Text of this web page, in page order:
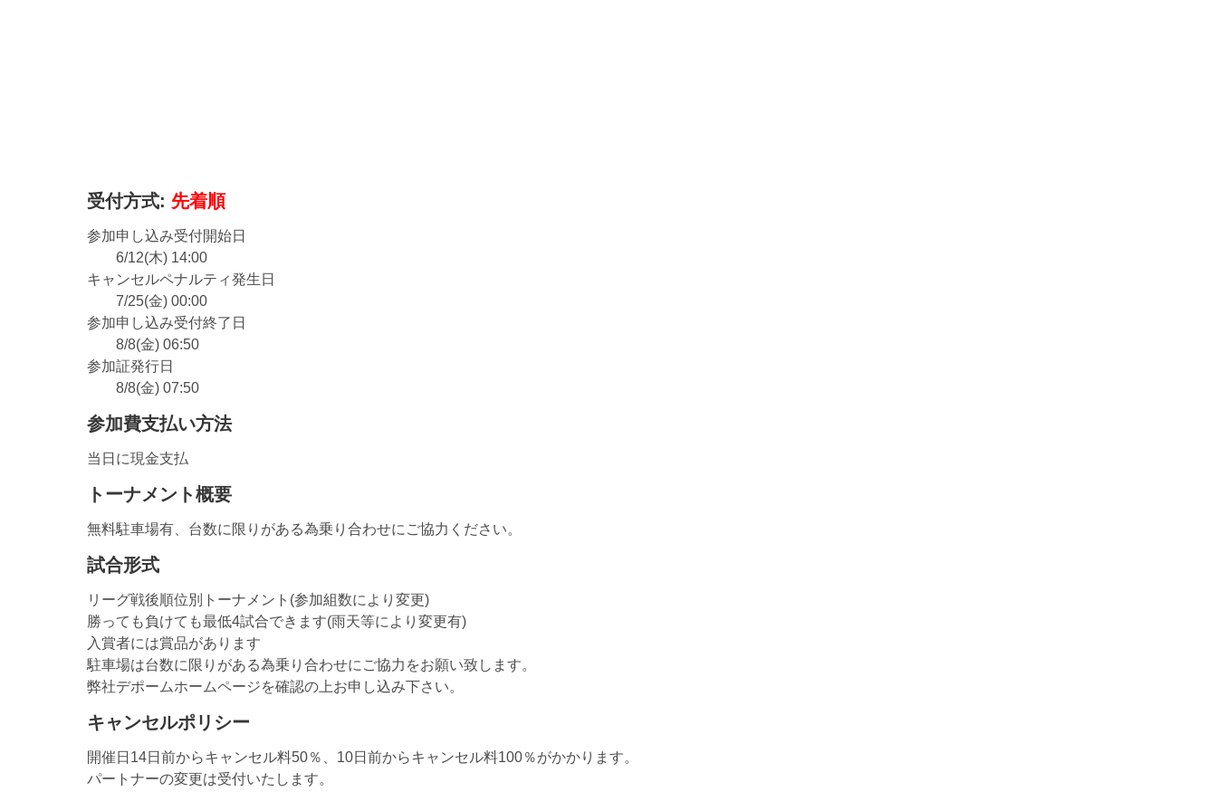
受付方式: 先着順
参加申し込み受付開始日
6/12(木) 14:00
キャンセルペナルティ発生日
7/25(金) 00:00
参加申し込み受付終了日
8/8(金) 06:50
参加証発行日
8/8(金) 07:50
参加費支払い方法
当日に現金支払
トーナメント概要
無料駐車場有、台数に限りがある為乗り合わせにご協力ください。
試合形式
リーグ戦後順位別トーナメント(参加組数により変更)
勝っても負けても最低4試合できます(雨天等により変更有)
入賞者には賞品があります
駐車場は台数に限りがある為乗り合わせにご協力をお願い致します。
弊社デポームホームページを確認の上お申し込み下さい。
キャンセルポリシー
開催日14日前からキャンセル料50％、10日前からキャンセル料100％がかかります。
パートナーの変更は受付いたします。